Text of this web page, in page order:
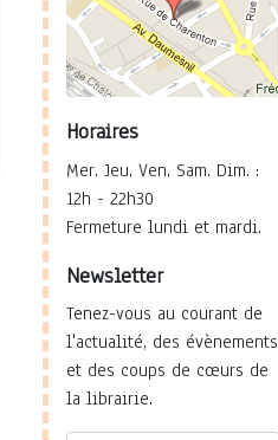
Horaires
Mer. Jeu. Ven. Sam. Dim. :
12h - 22h30
Fermeture lundi et mardi.
Newsletter
Tenez-vous au courant de
l'actualité, des évènements
et des coups de cœurs de
la librairie.